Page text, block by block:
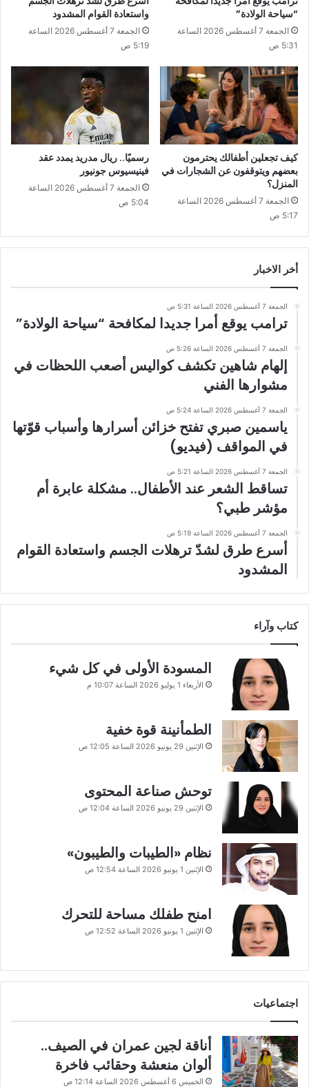
“سياحة الولادة”
الجمعة 7 أغسطس 2026 الساعة
5:31 ص
واستعادة القوام المشدود
الجمعة 7 أغسطس 2026 الساعة
5:19 ص
كيف تجعلين أطفالك يحترمون
بعضهم ويتوقفون عن الشجارات في
المنزل؟
الجمعة 7 أغسطس 2026 الساعة
5:17 ص
رسميًا.. ريال مدريد يمدد عقد
فينيسيوس جونيور
الجمعة 7 أغسطس 2026 الساعة
5:04 ص
أخر الاخبار
الجمعة 7 أغسطس 2026 الساعة 5:31 ص
ترامب يوقع أمرا جديدا لمكافحة “سياحة الولادة”
الجمعة 7 أغسطس 2026 الساعة 5:26 ص
إلهام شاهين تكشف كواليس أصعب اللحظات في
مشوارها الفني
الجمعة 7 أغسطس 2026 الساعة 5:24 ص
ياسمين صبري تفتح خزائن أسرارها وأسباب قوّتها
في المواقف (فيديو)
الجمعة 7 أغسطس 2026 الساعة 5:21 ص
تساقط الشعر عند الأطفال.. مشكلة عابرة أم
مؤشر طبي؟
الجمعة 7 أغسطس 2026 الساعة 5:19 ص
أسرع طرق لشدّ ترهلات الجسم واستعادة القوام
المشدود
كتاب وآراء
المسودة الأولى في كل شيء
الأربعاء 1 يوليو 2026 الساعة 10:07 م
الطمأنينة قوة خفية
الإثنين 29 يونيو 2026 الساعة 12:05 ص
توحش صناعة المحتوى
الإثنين 29 يونيو 2026 الساعة 12:04 ص
نظام «الطيبات والطيبون»
الإثنين 1 يونيو 2026 الساعة 12:54 ص
امنح طفلك مساحة للتحرك
الإثنين 1 يونيو 2026 الساعة 12:52 ص
اجتماعيات
أناقة لجين عمران في الصيف..
ألوان منعشة وحقائب فاخرة
الخميس 6 أغسطس 2026 الساعة 12:14 ص